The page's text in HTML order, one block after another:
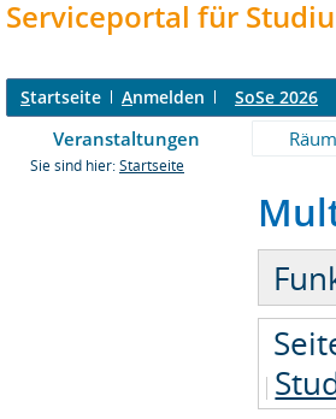
Serviceportal für
Startseite Anmelden SoSe 2026
Veranstaltungen
Sie sind hier: Startseite